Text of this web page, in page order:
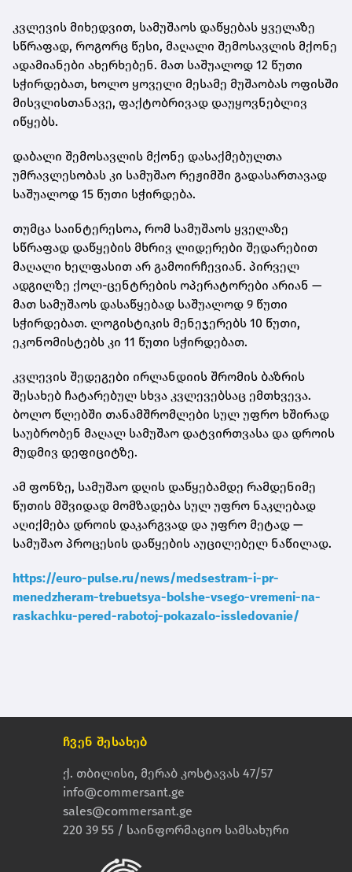
კვლევის მიხედვით, სამუშაოს დაწყებას ყველაზე
სწრაფად, როგორც წესი, მაღალი შემოსავლის მქონე
ადამიანები ახერხებენ. მათ საშუალოდ 12 წუთი
სჭირდებათ, ხოლო ყოველი მესამე მუშაობას ოფისში
მისვლისთანავე, ფაქტობრივად დაუყოვნებლივ
იწყებს.
დაბალი შემოსავლის მქონე დასაქმებულთა
უმრავლესობას კი სამუშაო რეჟიმში გადასართავად
საშუალოდ 15 წუთი სჭირდება.
თუმცა საინტერესოა, რომ სამუშაოს ყველაზე
სწრაფად დაწყების მხრივ ლიდერები შედარებით
მაღალი ხელფასით არ გამოირჩევიან. პირველ
ადგილზე ქოლ-ცენტრების ოპერატორები არიან —
მათ სამუშაოს დასაწყებად საშუალოდ 9 წუთი
სჭირდებათ. ლოგისტიკის მენეჯერებს 10 წუთი,
ეკონომისტებს კი 11 წუთი სჭირდებათ.
კვლევის შედეგები ირლანდიის შრომის ბაზრის
შესახებ ჩატარებულ სხვა კვლევებსაც ემთხვევა.
ბოლო წლებში თანამშრომლები სულ უფრო ხშირად
საუბრობენ მაღალ სამუშაო დატვირთვასა და დროის
მუდმივ დეფიციტზე.
ამ ფონზე, სამუშაო დღის დაწყებამდე რამდენიმე
წუთის მშვიდად მომზადება სულ უფრო ნაკლებად
აღიქმება დროის დაკარგვად და უფრო მეტად —
სამუშაო პროცესის დაწყების აუცილებელ ნაწილად.
https://euro-pulse.ru/news/medsestram-i-pr-
menedzheram-trebuetsya-bolshe-vsego-vremeni-na-
raskachku-pered-rabotoj-pokazalo-issledovanie/
ჩვენ შესახებ
ქ. თბილისი, მერაბ კოსტავას 47/57
info@commersant.ge
sales@commersant.ge
220 39 55 / საინფორმაციო სამსახური